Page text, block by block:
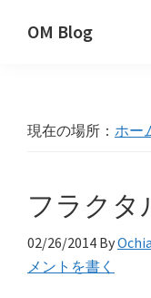
OM Blog
現在の場所： ホー
フラクタ
02/26/2014 By
メントを書く